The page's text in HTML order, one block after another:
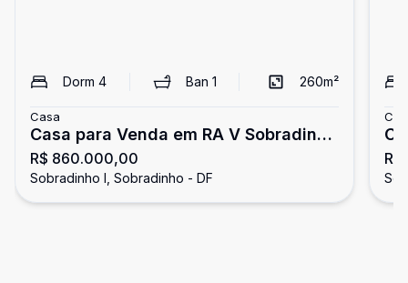
Dorm 4 Ban 1 260m²
Casa
Casa para Venda em RA V Sobradinho
/ DF no bairro Sobradinho
R$ 860.000,00
Sobradinho I, Sobradinho - DF